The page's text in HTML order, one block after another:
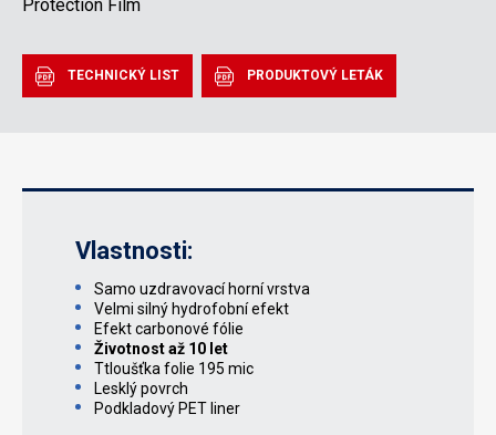
Protection Film
TECHNICKÝ LIST PRODUKTOVÝ LETÁK
Vlastnosti:
Samo uzdravovací horní vrstva
Velmi silný hydrofobní efekt
Efekt carbonové fólie
Životnost až 10 let
Ttloušťka folie 195 mic
Lesklý povrch
Podkladový PET liner